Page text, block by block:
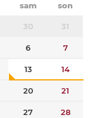
sam son
30 31
6 7
13 14
20 21
27 28